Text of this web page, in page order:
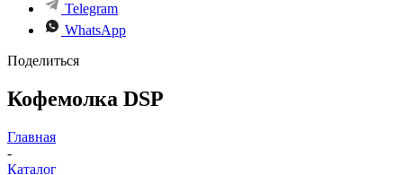
Telegram
WhatsApp
Поделиться
Кофемолка DSP
Главная
-
Каталог